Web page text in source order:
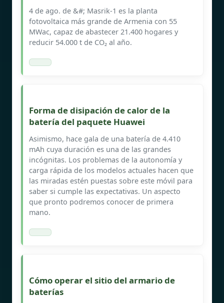
4 de ago. de &#; Masrik-1 es la planta
fotovoltaica más grande de Armenia con 55
MWac, capaz de abastecer 21.400 hogares y
reducir 54.000 t de CO₂ al año.
Forma de disipación de calor de la
batería del paquete Huawei
Asimismo, hace gala de una batería de 4.410
mAh cuya duración es una de las grandes
incógnitas. Los problemas de la autonomía y
carga rápida de los modelos actuales hacen que
las miradas estén puestas sobre este móvil para
saber si cumple las expectativas. Un aspecto
que pronto podremos conocer de primera
mano.
Cómo operar el sitio del armario de
baterías